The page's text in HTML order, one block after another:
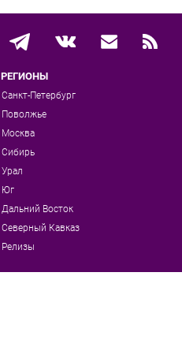
РЕГИОНЫ
Санкт-Петербург
Поволжье
Москва
Сибирь
Урал
Юг
Дальний Восток
Северный Кавказ
Релизы